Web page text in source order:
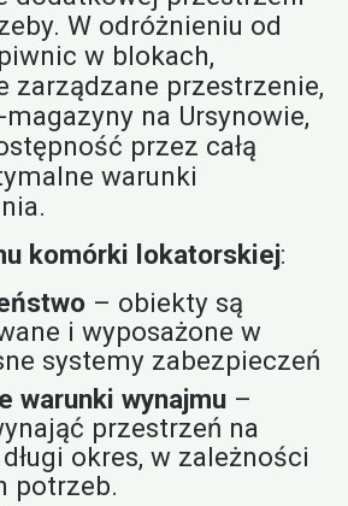
W odróżnieniu od
w blokach,
zarządzane przestrzenie,
na Ursynowie,
przez całą
warunki
komórki lokatorskiej:
– obiekty są
i wyposażone w
systemy zabezpieczeń
warunki wynajmu–
przestrzeń na
okres, w zależności
potrzeb.